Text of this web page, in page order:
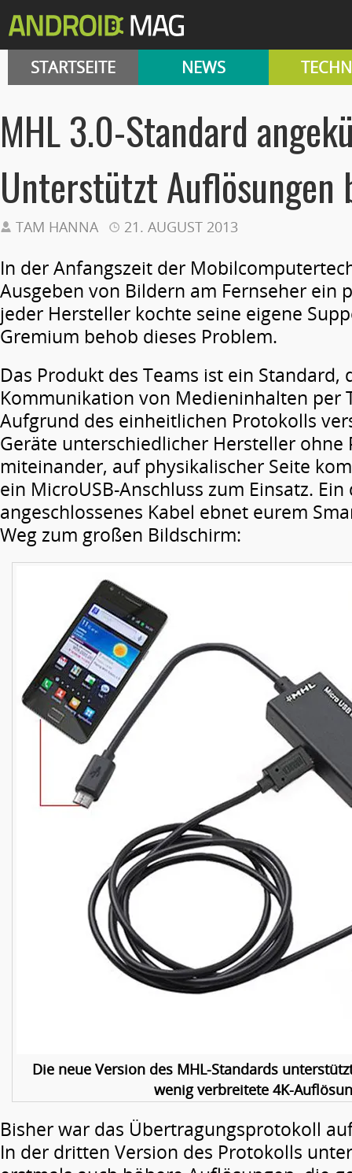
STARTSEITE NEWS
MHL 3.0-Standard
Unterstützt Auflösungen
TAM HANNA 21. AUGUST 2013
In der Anfangszeit der
Ausgeben von Bildern am Fernseher ein
jeder Hersteller kochte seine eigene
Gremium behob dieses Problem.
Das Produkt des Teams ist ein Standard,
Kommunikation von Medieninhalten per
Aufgrund des einheitlichen Protokolls
Geräte unterschiedlicher Hersteller ohne
miteinander, auf physikalischer Seite
ein MicroUSB-Anschluss zum Einsatz. Ein
angeschlossenes Kabel ebnet eurem
Weg zum großen Bildschirm:
Die neue Version des MHL-Standards
wenig verbreitete 4K-
Bisher war das Übertragungsprotokoll
In der dritten Version des Protokolls